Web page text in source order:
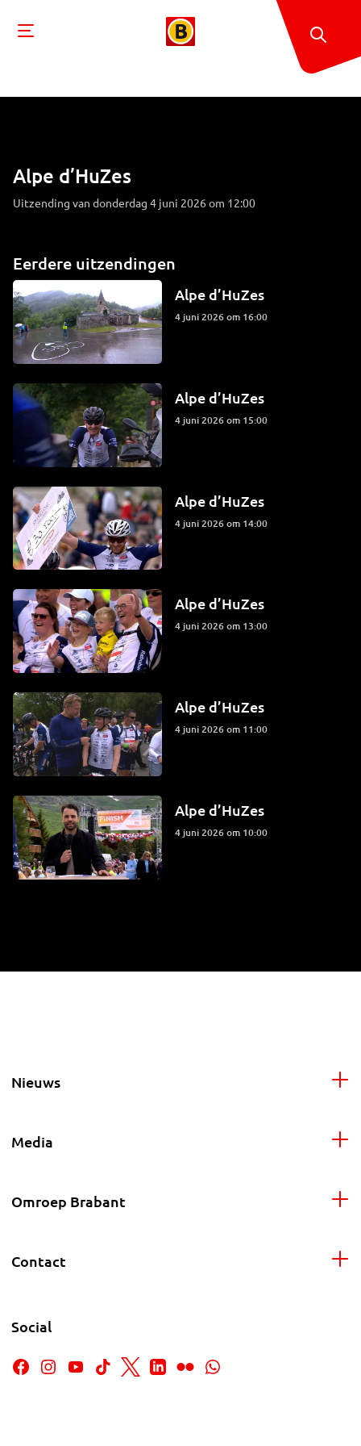
Alpe d’HuZes
Uitzending van donderdag 4 juni 2026 om 12:00
Eerdere uitzendingen
Alpe d’HuZes
4 juni 2026 om 16:00
Alpe d’HuZes
4 juni 2026 om 15:00
Alpe d’HuZes
4 juni 2026 om 14:00
Alpe d’HuZes
4 juni 2026 om 13:00
Alpe d’HuZes
4 juni 2026 om 11:00
Alpe d’HuZes
4 juni 2026 om 10:00
Nieuws
Media
Omroep Brabant
Contact
Social